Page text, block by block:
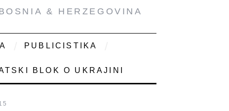
& HERZEGOVINA
PUBLICISTIKA
BLOK O UKRAJINI